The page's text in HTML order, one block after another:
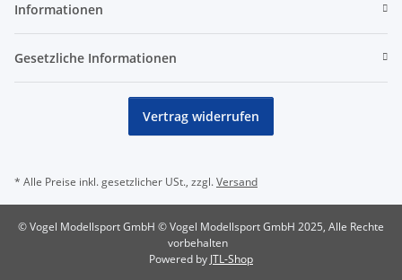
Informationen
Gesetzliche Informationen
Vertrag widerrufen
* Alle Preise inkl. gesetzlicher USt., zzgl.Versand
© Vogel Modellsport GmbH © Vogel Modellsport GmbH 2025, Alle Rechte
vorbehalten
Powered by JTL-Shop